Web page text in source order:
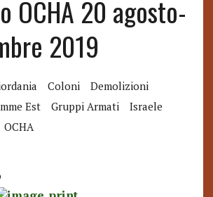
OCHA 20 agosto-
2019
Coloni
Demolizioni
Est Gruppi Armati
Israele
OCHA